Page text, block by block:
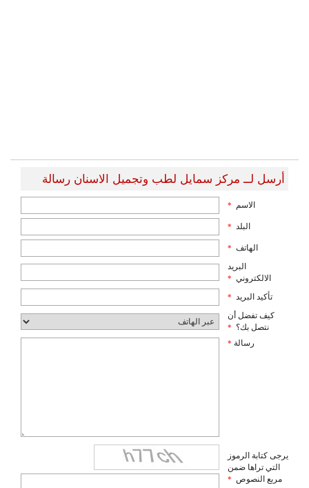
أرسل لــ مركز سمايل لطب وتجميل الاسنان رسالة
الاسم *
البلد *
الهاتف *
البريد
الالكتروني *
تأكيد البريد *
كيف تفضل أن
نتصل بك؟ *
رسالة *
يرجى كتابة الرموز
التي تراها ضمن
مربع النصوص *